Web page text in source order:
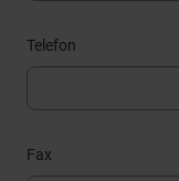
Telefon
Fax